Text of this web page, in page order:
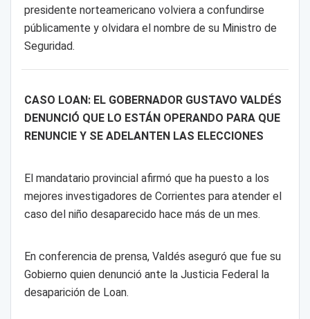
presidente norteamericano volviera a confundirse
públicamente y olvidara el nombre de su Ministro de
Seguridad.
CASO LOAN: EL GOBERNADOR GUSTAVO VALDÉS
DENUNCIÓ QUE LO ESTÁN OPERANDO PARA QUE
RENUNCIE Y SE ADELANTEN LAS ELECCIONES
El mandatario provincial afirmó que ha puesto a los
mejores investigadores de Corrientes para atender el
caso del niño desaparecido hace más de un mes.
En conferencia de prensa, Valdés aseguró que fue su
Gobierno quien denunció ante la Justicia Federal la
desaparición de Loan.